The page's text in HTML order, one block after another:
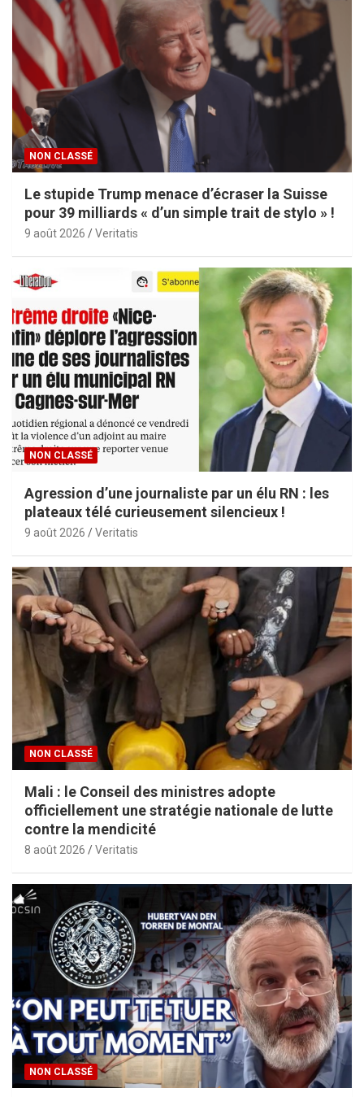
NON CLASSÉ
Le stupide Trump menace d’écraser la Suisse
pour 39 milliards « d’un simple trait de stylo » !
9 août 2026 Veritatis
NON CLASSÉ
Agression d’une journaliste par un élu RN : les
plateaux télé curieusement silencieux !
9 août 2026 Veritatis
NON CLASSÉ
Mali : le Conseil des ministres adopte
officiellement une stratégie nationale de lutte
contre la mendicité
8 août 2026 Veritatis
NON CLASSÉ